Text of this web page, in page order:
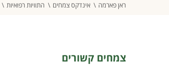
ראן פארמה אינדקס צמחים התוויות רפואיות
צמחים קשורים